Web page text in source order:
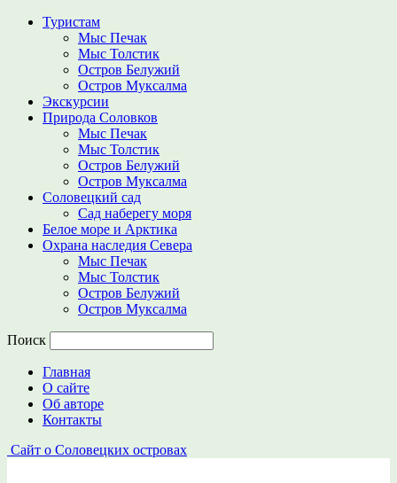
Туристам
Мыс Печак
Мыс Толстик
Остров Белужий
Остров Муксалма
Экскурсии
Природа Соловков
Мыс Печак
Мыс Толстик
Остров Белужий
Остров Муксалма
Соловецкий сад
Сад наберегу моря
Белое море и Арктика
Охрана наследия Севера
Мыс Печак
Мыс Толстик
Остров Белужий
Остров Муксалма
Поиск
Главная
О сайте
Об авторе
Контакты
Сайт о Соловецких островах